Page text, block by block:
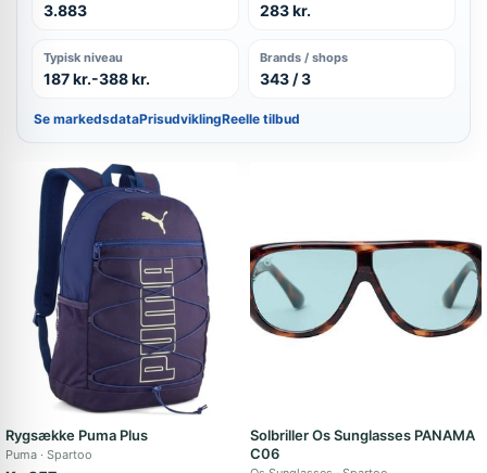
3.883 283 kr.
Typisk niveau
187 kr.-388 kr.
Brands / shops
343 / 3
Se markedsdataPrisudviklingReelle tilbud
Rygsække Puma Plus
Puma Spartoo
Solbriller Os Sunglasses PANAMA
C06